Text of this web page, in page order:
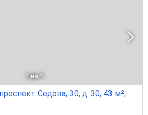
1 из 1
Седова, 30, д. 30, 43 м²,